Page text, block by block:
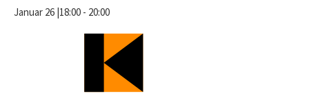
Januar 26 |18:00 - 20:00